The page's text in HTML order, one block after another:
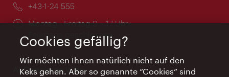
Telefon:
+43-1-24 555
Öffnungszeiten:
Montag - Freitag 9 – 17 Uhr
Feiertags geschlossen
AI Concierge Wien
Cookies gefällig?
Wir möchten Ihnen natürlich nicht auf den
Keks gehen. Aber so genannte “Cookies” sind